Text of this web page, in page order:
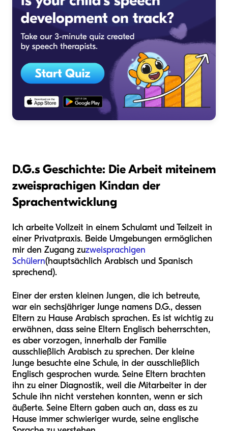
D.G.s Geschichte: Die Arbeit miteinem
zweisprachigen Kindan der
Sprachentwicklung
Ich arbeite Vollzeit in einem Schulamt und Teilzeit in
einer Privatpraxis. Beide Umgebungen ermöglichen
mir den Zugang zuzweisprachigen
Schülern(hauptsächlich Arabisch und Spanisch
sprechend).
Einer der ersten kleinen Jungen, die ich betreute,
war ein sechsjähriger Junge namens D.G., dessen
Eltern zu Hause Arabisch sprachen. Es ist wichtig zu
erwähnen, dass seine Eltern Englisch beherrschten,
es aber vorzogen, innerhalb der Familie
ausschließlich Arabisch zu sprechen. Der kleine
Junge besuchte eine Schule, in der ausschließlich
Englisch gesprochen wurde. Seine Eltern brachten
ihn zu einer Diagnostik, weil die Mitarbeiter in der
Schule ihn nicht verstehen konnten, wenn er sich
äußerte. Seine Eltern gaben auch an, dass es zu
Hause immer schwieriger wurde, seine englische